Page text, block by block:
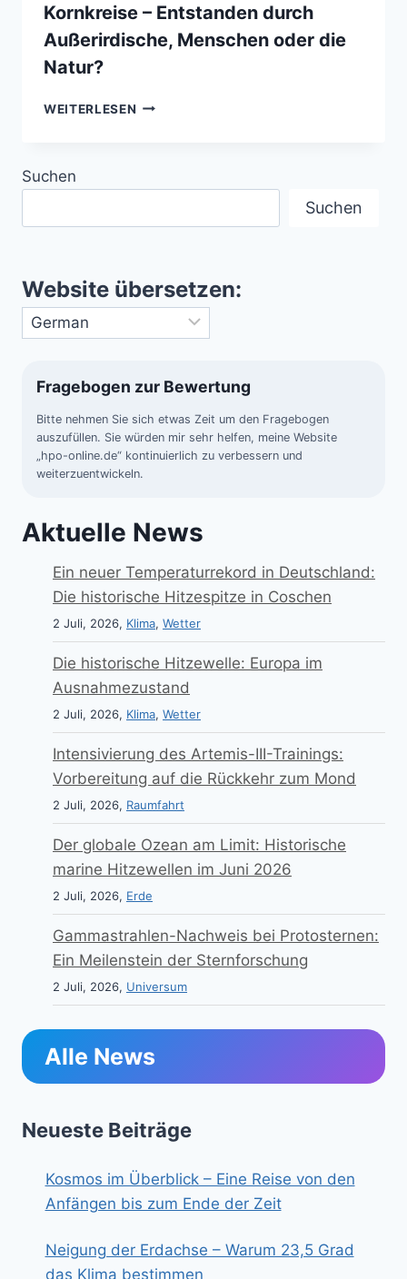
Kornkreise – Entstanden durch
Außerirdische, Menschen oder die
Natur?
WEITERLESEN KORNKREISE
Suchen
Suchen
Website übersetzen:
Fragebogen zur Bewertung
Bitte nehmen Sie sich etwas Zeit um den Fragebogen
auszufüllen. Sie würden mir sehr helfen, meine Website
„hpo-online.de“ kontinuierlich zu verbessern und
weiterzuentwickeln.
Aktuelle News
Ein neuer Temperaturrekord in Deutschland:
Die historische Hitzespitze in Coschen
2 Juli, 2026, Klima, Wetter
Die historische Hitzewelle: Europa im
Ausnahmezustand
2 Juli, 2026, Klima, Wetter
Intensivierung des Artemis-III-Trainings:
Vorbereitung auf die Rückkehr zum Mond
2 Juli, 2026, Raumfahrt
Der globale Ozean am Limit: Historische
marine Hitzewellen im Juni 2026
2 Juli, 2026, Erde
Gammastrahlen-Nachweis bei Protosternen:
Ein Meilenstein der Sternforschung
2 Juli, 2026, Universum
Alle News
Neueste Beiträge
Kosmos im Überblick – Eine Reise von den
Anfängen bis zum Ende der Zeit
Neigung der Erdachse – Warum 23,5 Grad
das Klima bestimmen